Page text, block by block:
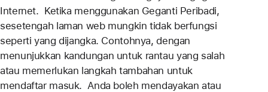
Internet. Ketika menggunakan Geganti Peribadi,
sesetengah laman web mungkin tidak berfungsi
seperti yang dijangka. Contohnya, dengan
menunjukkan kandungan untuk rantau yang salah
atau memerlukan langkah tambahan untuk
mendaftar masuk. Anda boleh mendayakan atau